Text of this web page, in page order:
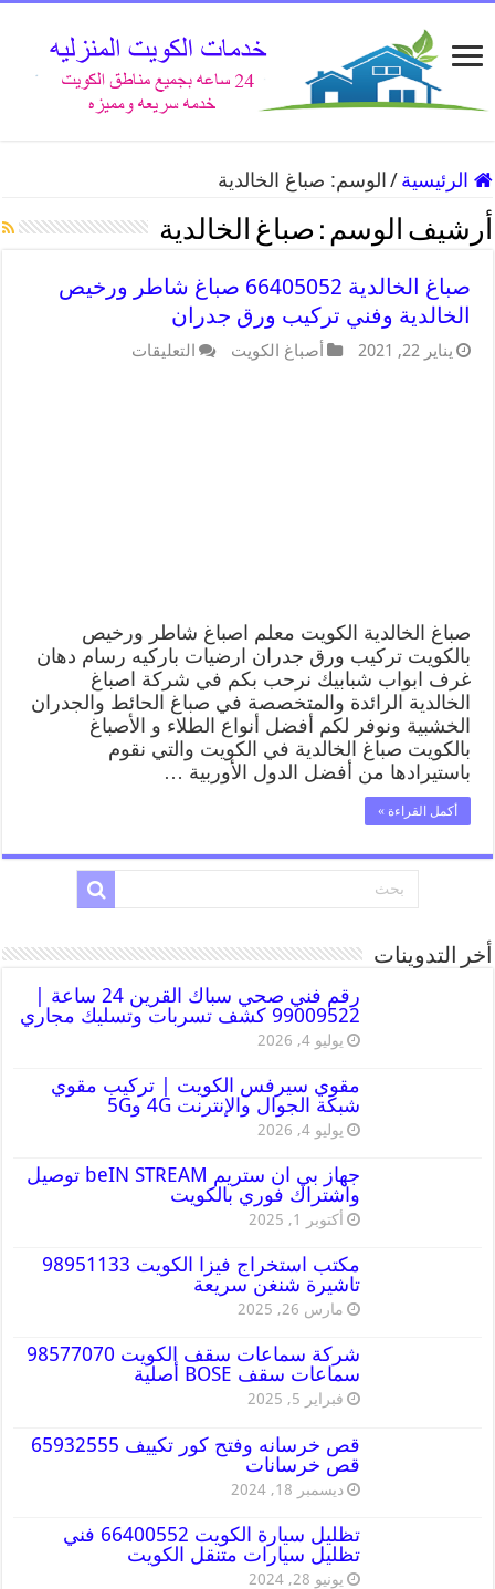
الرئيسية / الوسم: صباغ الخالدية
أرشيف الوسم : صباغ الخالدية
صباغ الخالدية 66405052 صباغ شاطر ورخيص
الخالدية وفني تركيب ورق جدران
يناير 22, 2021 أصباغ الكويت التعليقات
صباغ الخالدية الكويت معلم اصباغ شاطر ورخيص
بالكويت تركيب ورق جدران ارضيات باركيه رسام دهان
غرف ابواب شبابيك نرحب بكم في شركة اصباغ
الخالدية الرائدة والمتخصصة في صباغ الحائط والجدران
الخشبية ونوفر لكم أفضل أنواع الطلاء و الأصباغ
بالكويت صباغ الخالدية في الكويت والتي نقوم
باستيرادها من أفضل الدول الأوربية …
أكمل القراءة »
أخر التدوينات
رقم فني صحي سباك القرين 24 ساعة |
99009522 كشف تسربات وتسليك مجاري
يوليو 4, 2026
مقوي سيرفس الكويت | تركيب مقوي
شبكة الجوال والإنترنت 4G و5G
يوليو 4, 2026
جهاز بي ان ستريم beIN STREAM توصيل
واشتراك فوري بالكويت
أكتوبر 1, 2025
مكتب استخراج فيزا الكويت 98951133
تاشيرة شنغن سريعة
مارس 26, 2025
شركة سماعات سقف الكويت 98577070
سماعات سقف BOSE أصلية
فبراير 5, 2025
قص خرسانه وفتح كور تكييف 65932555
قص خرسانات
ديسمبر 18, 2024
تظليل سيارة الكويت 66400552 فني
تظليل سيارات متنقل الكويت
يونيو 28, 2024